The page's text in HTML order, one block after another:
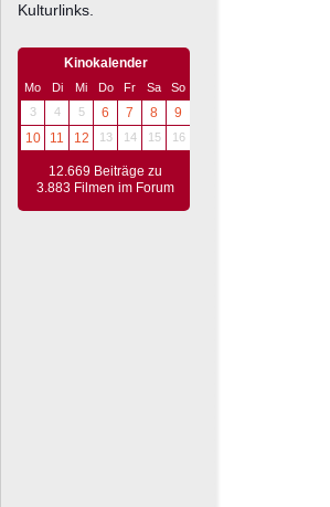
Kulturlinks.
Kinokalender
Mo Di Mi Do Fr Sa
So
3
4 5 6 7 8
9
10
11 12 13 14 15 16
12.669 Beiträge zu
3.883 Filmen im Forum